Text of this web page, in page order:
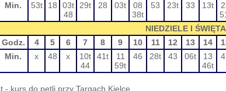
Min.
53t 18
03t
48
29t 28 03t
08
38t
53 23t 33 13t
NIEDZIELE I ŚWIĘTA
Godz.
4 5 6 7 8 9 10 11 12 13 14
Min.
x 48 x
10t
44
41t
11
59t
46 28t 43 06t
13
46t
t - kurs do pętli przy Targach Kielce